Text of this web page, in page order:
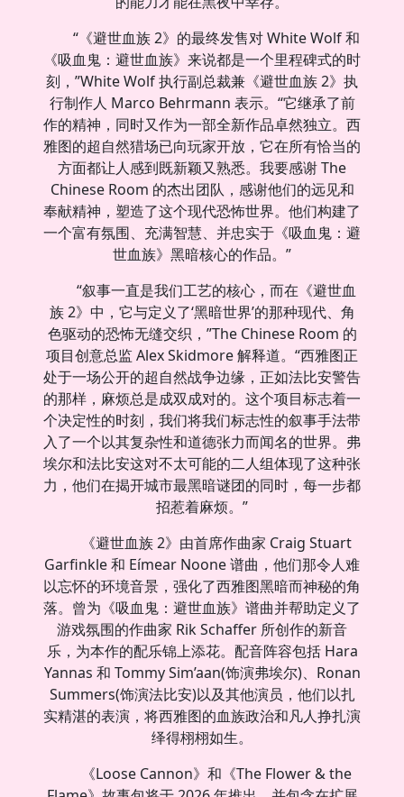
“《避世血族 2》的最终发售对 White Wolf 和
《吸血鬼：避世血族》来说都是一个里程碑式的时
刻，”White Wolf 执行副总裁兼《避世血族 2》执
行制作人 Marco Behrmann 表示。“它继承了前
作的精神，同时又作为一部全新作品卓然独立。西
雅图的超自然猎场已向玩家开放，它在所有恰当的
方面都让人感到既新颖又熟悉。我要感谢 The
Chinese Room 的杰出团队，感谢他们的远见和
奉献精神，塑造了这个现代恐怖世界。他们构建了
一个富有氛围、充满智慧、并忠实于《吸血鬼：避
世血族》黑暗核心的作品。”
“叙事一直是我们工艺的核心，而在《避世血
族 2》中，它与定义了‘黑暗世界’的那种现代、角
色驱动的恐怖无缝交织，”The Chinese Room 的
项目创意总监 Alex Skidmore 解释道。“西雅图正
处于一场公开的超自然战争边缘，正如法比安警告
的那样，麻烦总是成双成对的。这个项目标志着一
个决定性的时刻，我们将我们标志性的叙事手法带
入了一个以其复杂性和道德张力而闻名的世界。弗
埃尔和法比安这对不太可能的二人组体现了这种张
力，他们在揭开城市最黑暗谜团的同时，每一步都
招惹着麻烦。”
《避世血族 2》由首席作曲家 Craig Stuart
Garfinkle 和 Eímear Noone 谱曲，他们那令人难
以忘怀的环境音景，强化了西雅图黑暗而神秘的角
落。曾为《吸血鬼：避世血族》谱曲并帮助定义了
游戏氛围的作曲家 Rik Schaffer 所创作的新音
乐，为本作的配乐锦上添花。配音阵容包括 Hara
Yannas 和 Tommy Sim’aan(饰演弗埃尔)、Ronan
Summers(饰演法比安)以及其他演员，他们以扎
实精湛的表演，将西雅图的血族政治和凡人挣扎演
绎得栩栩如生。
《Loose Cannon》和《The Flower & the